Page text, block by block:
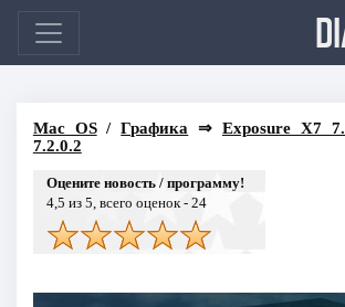
Mac OS/Графика ⇒ Exposure X7
7.2.0.2
Оцените новость / программу!
4,5 из 5, всего оценок - 24